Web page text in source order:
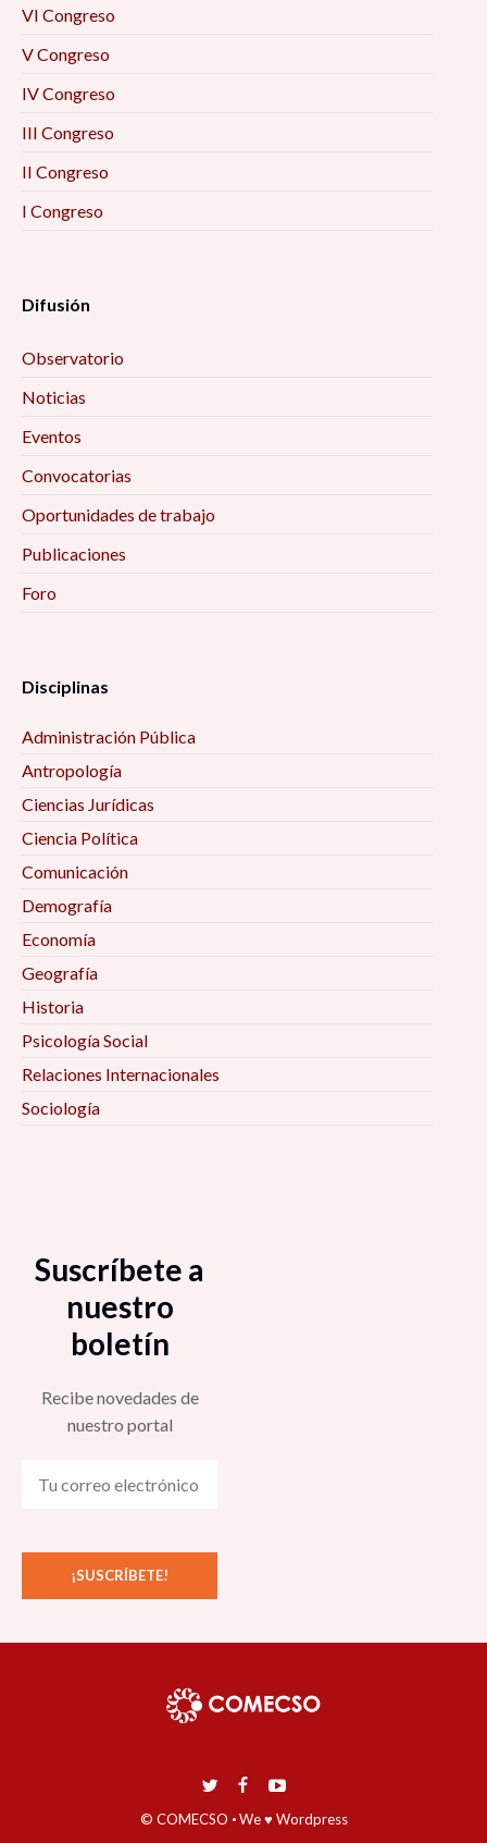
VI Congreso
V Congreso
IV Congreso
III Congreso
II Congreso
I Congreso
Difusión
Observatorio
Noticias
Eventos
Convocatorias
Oportunidades de trabajo
Publicaciones
Foro
Disciplinas
Administración Pública
Antropología
Ciencias Jurídicas
Ciencia Política
Comunicación
Demografía
Economía
Geografía
Historia
Psicología Social
Relaciones Internacionales
Sociología
Suscríbete a
nuestro
boletín
Recibe novedades de
nuestro portal
© COMECSO ·We ♥ Wordpress